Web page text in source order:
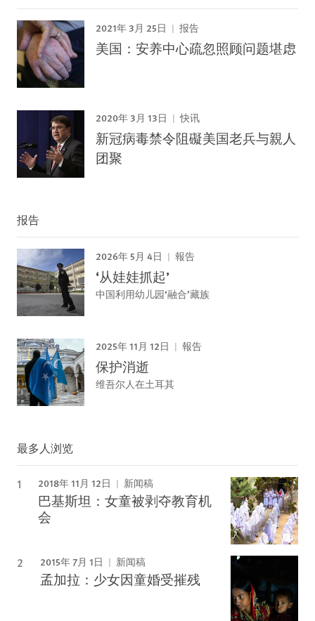
2021年 3月 25日 报告
美国：安养中心疏忽照顾问题堪虑
2020年 3月 13日 快讯
新冠病毒禁令阻礙美国老兵与親人
团聚
报告
2026年 5月 4日 報告
‘从娃娃抓起’
中国利用幼儿园‘融合’藏族
2025年 11月 12日 報告
保护消逝
维吾尔人在土耳其
最多人浏览
2018年 11月 12日 新闻稿
巴基斯坦：女童被剥夺教育机
会
2015年 7月 1日 新闻稿
孟加拉：少女因童婚受摧残